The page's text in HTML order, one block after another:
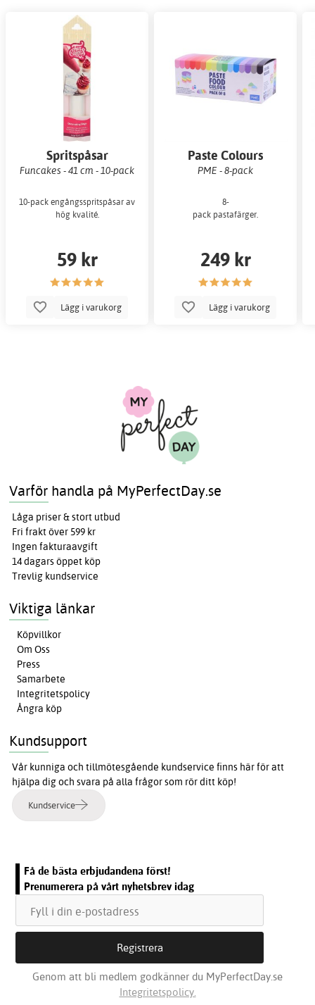
Spritspåsar
Funcakes - 41 cm - 10-pack
10-pack engångsspritspåsar av
hög kvalité.
59 kr
Lägg i varukorg
Paste Colours
PME - 8-pack
8-
pack pastafärger.
249 kr
Lägg i varukorg
Varför handla på MyPerfectDay.se
Låga priser & stort utbud
Fri frakt över 599 kr
Ingen fakturaavgift
14 dagars öppet köp
Trevlig kundservice
Viktiga länkar
Köpvillkor
Om Oss
Press
Samarbete
Integritetspolicy
Ångra köp
Kundsupport
Vår kunniga och tillmötesgående kundservice finns här för att
hjälpa dig och svara på alla frågor som rör ditt köp!
Kundservice
Få de bästa erbjudandena först!
Prenumerera på vårt nyhetsbrev idag
Genom att bli medlem godkänner du MyPerfectDay.se
Integritetspolicy.